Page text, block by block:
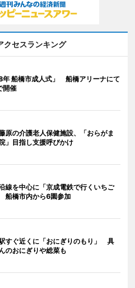
クセスランキング
8年 船橋市成人式」 船橋アリーナにて
開催
原の介護老人保健施設、「おらがま
」目指し支援呼びかけ
線を中心に「京成電鉄で行くいちご
船橋市内から6園参加
すぐ近くに「おにぎりのもり」 具
のおにぎりや総菜も